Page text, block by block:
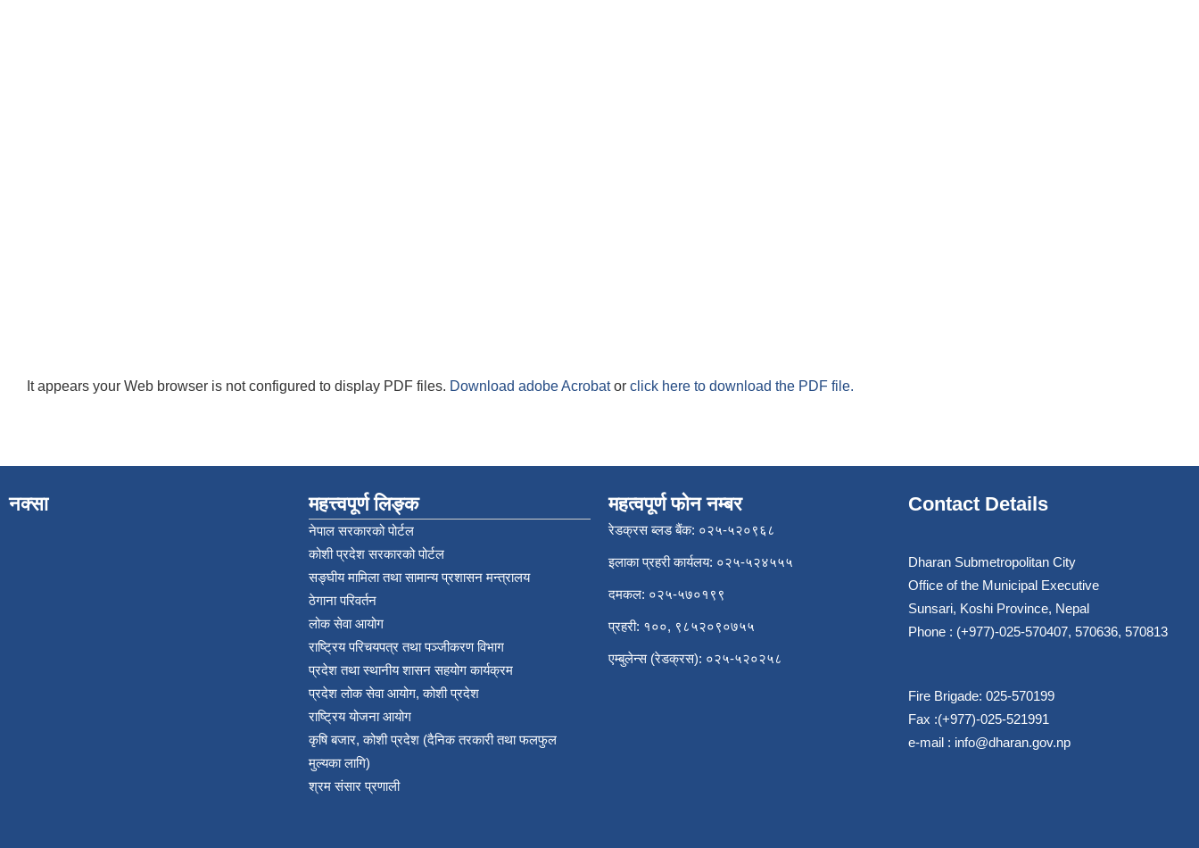
It appears your Web browser is not configured to display PDF files. Download adobe Acrobator click here to download the PDF file.
नक्सा महत्त्वपूर्ण लिङ्क
नेपाल सरकारको पोर्टल
कोशी प्रदेश सरकारको पोर्टल
सङ्‍घीय मामिला तथा सामान्य प्रशासन मन्त्रालय
ठेगाना परिवर्तन
लोक सेवा आयोग
राष्ट्रिय परिचयपत्र तथा पञ्‍जीकरण विभाग
प्रदेश तथा स्थानीय शासन सहयोग कार्यक्रम
प्रदेश लोक सेवा आयोग, कोशी प्रदेश
राष्ट्रिय योजना आयोग
कृषि बजार, कोशी प्रदेश (दैनिक तरकारी तथा फलफुल
मुल्यका लागि)
श्रम संसार प्रणाली
महत्वपूर्ण फोन नम्बर
रेडक्रस ब्लड बैंक: ०२५-५२०९६८
इलाका प्रहरी कार्यलय: ०२५-५२४५५५
दमकल: ०२५-५७०१९९
प्रहरी: १००, ९८५२०९०७५५
एम्बुलेन्स (रेडक्रस): ०२५-५२०२५८
Contact Details
Dharan Submetropolitan City
Office of the Municipal Executive
Sunsari, Koshi Province, Nepal
Phone : (+977)-025-570407, 570636, 570813
Fire Brigade: 025-570199
Fax :(+977)-025-521991
e-mail : info@dharan.gov.np